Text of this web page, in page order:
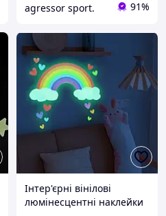
agressor sport. 91%
Інтер'єрні вінілові
люмінесцентні наклейки